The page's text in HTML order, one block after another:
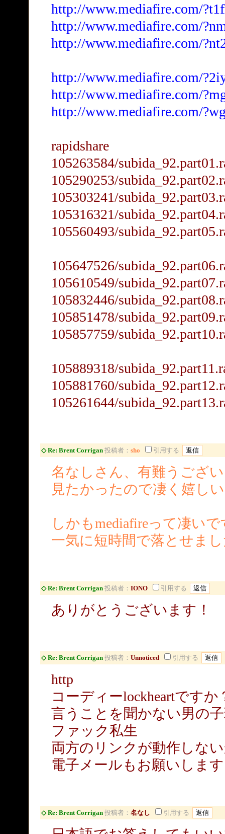
http://www.mediafire.com/
http://www.mediafire.com/
http://www.mediafire.com/
http://www.mediafire.com/
http://www.mediafire.com/
http://www.mediafire.com/
rapidshare
105263584/
105290253/
105303241/
105316321/
105560493/
105647526/
105610549/
105832446/
105851478/
105857759/
105889318/
105881760/
105261644/
◇ Re: Brent Corrigan 投稿者： sho 引用する
名なしさん、有難うござ
見たかったので凄く嬉し
しかもmediafireって凄い
一気に短時間で落とせま
◇ Re: Brent Corrigan 投稿者： IONO 引用する
ありがとうございます！
◇ Re: Brent Corrigan 投稿者： Unnoticed 引用する
http
コーディーlockheartですか
言うことを聞かない男の
ファック私生
両方のリンクが動作しな
電子メールもお願いしま
◇ Re: Brent Corrigan 投稿者： 名なし 引用する